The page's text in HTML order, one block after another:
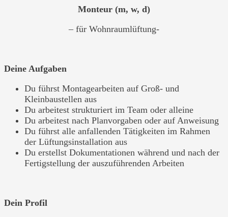
Monteur (m, w, d)
– für Wohnraumlüftung-
Deine Aufgaben
Du führst Montagearbeiten auf Groß- und
Kleinbaustellen aus
Du arbeitest strukturiert im Team oder alleine
Du arbeitest nach Planvorgaben oder auf Anweisung
Du führst alle anfallenden Tätigkeiten im Rahmen
der Lüftungsinstallation aus
Du erstellst Dokumentationen während und nach der
Fertigstellung der auszuführenden Arbeiten
Dein Profil